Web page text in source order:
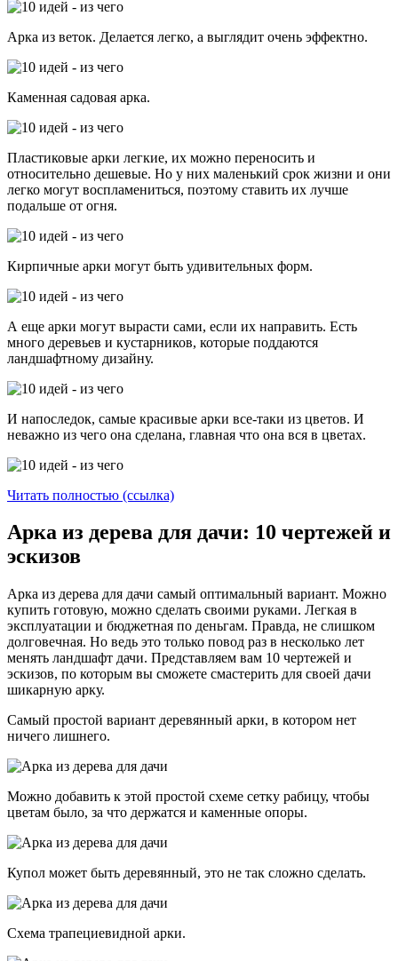
Арка из веток. Делается легко, а выглядит очень эффектно.
Каменная садовая арка.
Пластиковые арки легкие, их можно переносить и
относительно дешевые. Но у них маленький срок жизни и они
легко могут воспламениться, поэтому ставить их лучше
подальше от огня.
Кирпичные арки могут быть удивительных форм.
А еще арки могут вырасти сами, если их направить. Есть
много деревьев и кустарников, которые поддаются
ландшафтному дизайну.
И напоследок, самые красивые арки все-таки из цветов. И
неважно из чего она сделана, главная что она вся в цветах.
Читать полностью (ссылка)
Арка из дерева для дачи: 10 чертежей и
эскизов
Арка из дерева для дачи самый оптимальный вариант. Можно
купить готовую, можно сделать своими руками. Легкая в
эксплуатации и бюджетная по деньгам. Правда, не слишком
долговечная. Но ведь это только повод раз в несколько лет
менять ландшафт дачи. Представляем вам 10 чертежей и
эскизов, по которым вы сможете смастерить для своей дачи
шикарную арку.
Самый простой вариант деревянный арки, в котором нет
ничего лишнего.
Можно добавить к этой простой схеме сетку рабицу, чтобы
цветам было, за что держатся и каменные опоры.
Купол может быть деревянный, это не так сложно сделать.
Схема трапециевидной арки.